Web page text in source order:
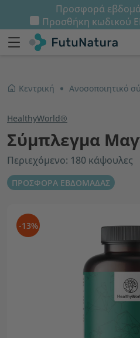
Προσφορά
Προσθήκη κωδικού
Κεντρική
HealthyWorld®
Σύμπλεγμα
Περιεχόμενο: 180 κάψουλες
ΠΡΟΣΦΟΡΑ ΕΒΔΟΜΑΔΑΣ
-13%